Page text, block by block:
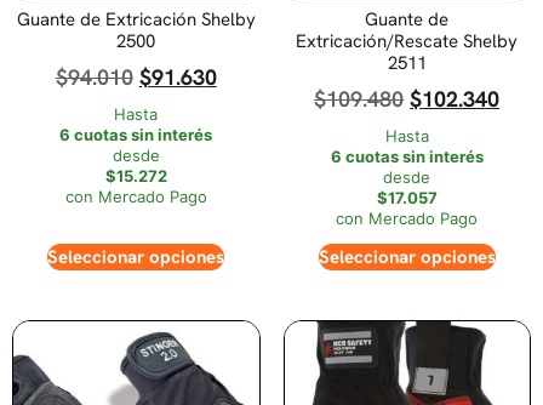
Guante de Extricación Shelby
2500
$94.010 $91.630
Hasta
6 cuotas sin interés
desde
$15.272
con Mercado Pago
Seleccionar opciones
Guante de
Extricación/Rescate Shelby
2511
$109.480 $102.340
Hasta
6 cuotas sin interés
desde
$17.057
con Mercado Pago
Seleccionar opciones